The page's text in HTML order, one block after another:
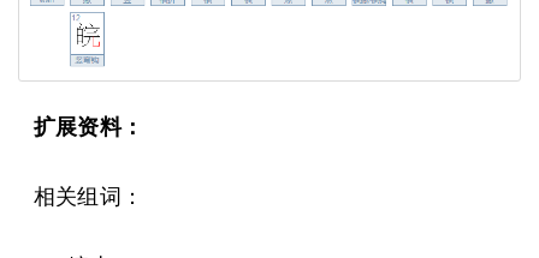
扩展资料：
相关组词：